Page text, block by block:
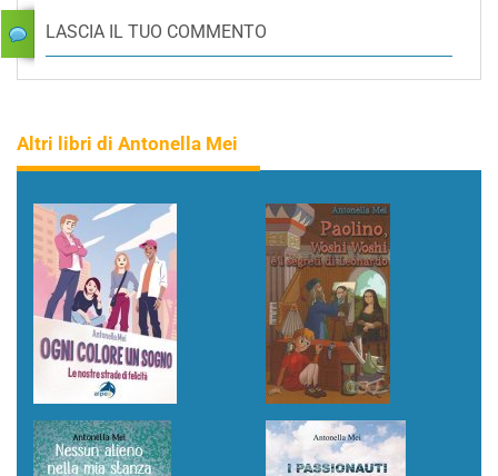
LASCIA IL TUO COMMENTO
Altri libri di Antonella Mei